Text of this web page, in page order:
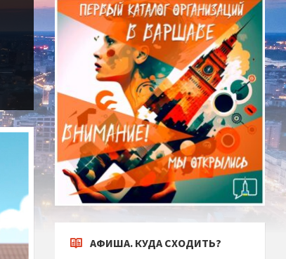
АФИША. КУДА СХОДИТЬ?